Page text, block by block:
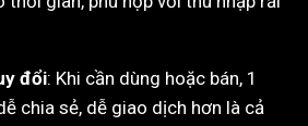
đổi: Khi cần dùng hoặc bán, 1
chia sẻ, dễ giao dịch hơn là cả